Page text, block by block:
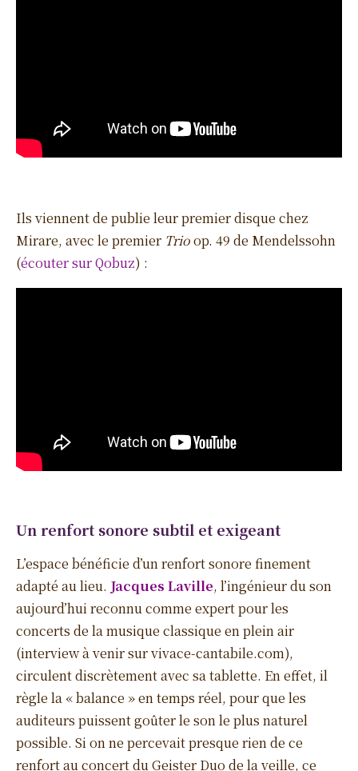
Ils viennent de publie leur premier disque chez
Mirare, avec le premier Trioop. 49 de Mendelssohn
(écouter sur Qobuz) :
Un renfort sonore subtil et exigeant
L’espace bénéficie d’un renfort sonore finement
adapté au lieu. Jacques Laville, l’ingénieur du son
aujourd’hui reconnu comme expert pour les
concerts de la musique classique en plein air
(interview à venir sur vivace-cantabile.com),
circulent discrètement avec sa tablette. En effet, il
règle la « balance » en temps réel, pour que les
auditeurs puissent goûter le son le plus naturel
possible. Si on ne percevait presque rien de ce
renfort au concert du Geister Duo de la veille, ce